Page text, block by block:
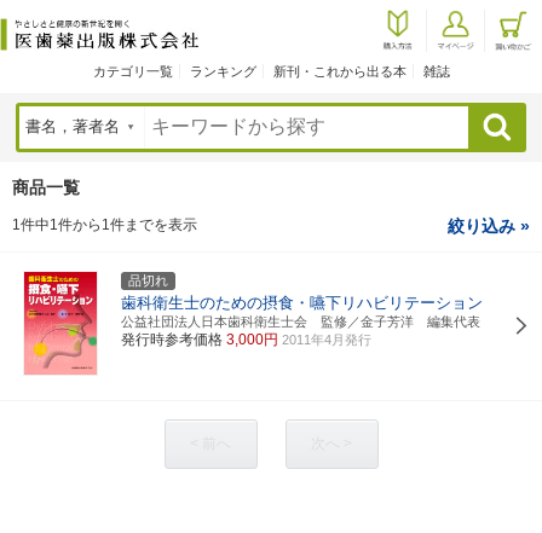
カテゴリ一覧 ランキング 新刊・これから出る本 雑誌
検索
商品一覧
1件中1件から1件までを表示 絞り込み »
品切れ
歯科衛生士のための摂食・嚥下リハビリテーション
公益社団法人日本歯科衛生士会 監修／金子芳洋 編集代表
発行時参考価格 3,000円 2011年4月発行